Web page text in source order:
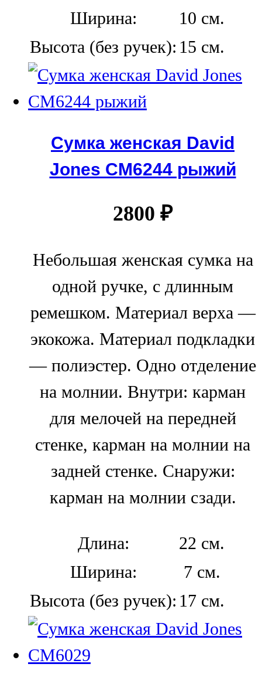
Ширина:
10 см.
Высота (без ручек): 15 см.
Сумка женская David
Jones СМ6244 рыжий
2800 ₽
Небольшая женская сумка на
одной ручке, с длинным
ремешком. Материал верха —
экокожа. Материал подкладки
— полиэстер. Одно отделение
на молнии. Внутри: карман
для мелочей на передней
стенке, карман на молнии на
задней стенке. Снаружи:
карман на молнии сзади.
Длина:
22 см.
Ширина:
7 см.
Высота (без ручек): 17 см.